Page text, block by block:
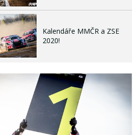
Kalendáře MMČR a ZSE
2020!